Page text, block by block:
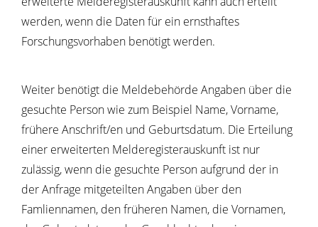
werden, wenn die Daten für ein ernsthaftes
Forschungsvorhaben benötigt werden.
Weiter benötigt die Meldebehörde Angaben über die
gesuchte Person wie zum Beispiel Name, Vorname,
frühere Anschrift/en und Geburtsdatum. Die Erteilung
einer erweiterten Melderegisterauskunft ist nur
zulässig, wenn die gesuchte Person aufgrund der in
der Anfrage mitgeteilten Angaben über den
Famliennamen, den früheren Namen, die Vornamen,